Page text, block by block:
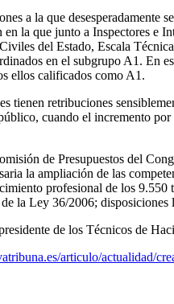
a la que desesperadamente
en la que junto a Inspectores e
del Estado, Escala
en el subgrupo A1. En
ellos calificados como A1.
tienen retribuciones
cuando el incremento
de Presupuestos del
la ampliación de las
profesional de los 9.550
la Ley 36/2006; disposiciones
de los Técnicos de
articulo/actualidad/